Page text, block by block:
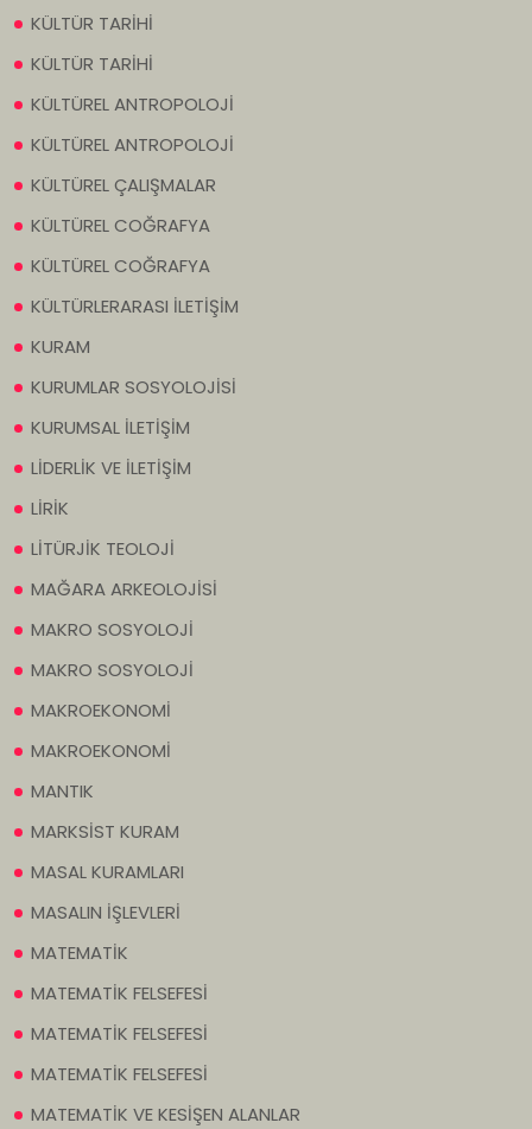
KÜLTÜR TARİHİ
KÜLTÜR TARİHİ
KÜLTÜREL ANTROPOLOJİ
KÜLTÜREL ANTROPOLOJİ
KÜLTÜREL ÇALIŞMALAR
KÜLTÜREL COĞRAFYA
KÜLTÜREL COĞRAFYA
KÜLTÜRLERARASI İLETİŞİM
KURAM
KURUMLAR SOSYOLOJİSİ
KURUMSAL İLETİŞİM
LİDERLİK VE İLETİŞİM
LİRİK
LİTÜRJİK TEOLOJİ
MAĞARA ARKEOLOJİSİ
MAKRO SOSYOLOJİ
MAKRO SOSYOLOJİ
MAKROEKONOMİ
MAKROEKONOMİ
MANTIK
MARKSİST KURAM
MASAL KURAMLARI
MASALIN İŞLEVLERİ
MATEMATİK
MATEMATİK FELSEFESİ
MATEMATİK FELSEFESİ
MATEMATİK FELSEFESİ
MATEMATİK VE KESİŞEN ALANLAR